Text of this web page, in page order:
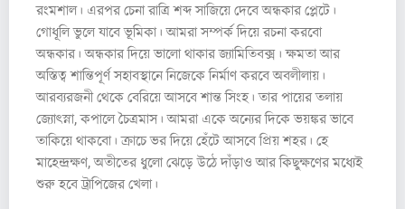
রংমশাল। এরপর চেনা রাত্রি শব্দ সাজিয়ে দেবে অন্ধকার প্লেটে।
গোধূলি ভুলে যাবে ভূমিকা। আমরা সম্পর্ক দিয়ে রচনা করবো
অন্ধকার। অন্ধকার দিয়ে ভালো থাকার জ্যামিতিবক্স। ক্ষমতা আর
অস্তিত্ব শান্তিপূর্ণ সহাবস্থানে নিজেকে নির্মাণ করবে অবলীলায়।
আরব্যরজনী থেকে বেরিয়ে আসবে শান্ত সিংহ। তার পায়ের তলায়
জ্যোৎস্না, কপালে চৈত্রমাস। আমরা একে অন্যের দিকে ভয়ঙ্কর ভাবে
তাকিয়ে থাকবো। ক্রাচে ভর দিয়ে হেঁটে আসবে প্রিয় শহর। হে
মাহেন্দ্রক্ষণ, অতীতের ধুলো ঝেড়ে উঠে দাঁড়াও আর কিছুক্ষণের মধ্যেই
শুরু হবে ট্রাপিজের খেলা।